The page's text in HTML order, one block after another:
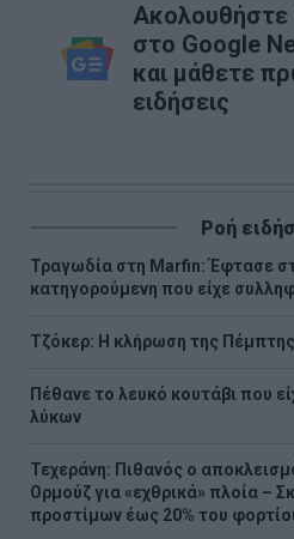
στο Google
και μάθετε
ειδήσεις
Ροή
Τραγωδία στη Marfin: Έφτασε
κατηγορούμενη που είχε
Τζόκερ: Η κλήρωση της Πέμπτης
Πέθανε το λευκό κουτάβι που
λύκων
Τεχεράνη: Πιθανός ο
Ορμούζ για «εχθρικά» πλοία –
προστίμων έως 20% του